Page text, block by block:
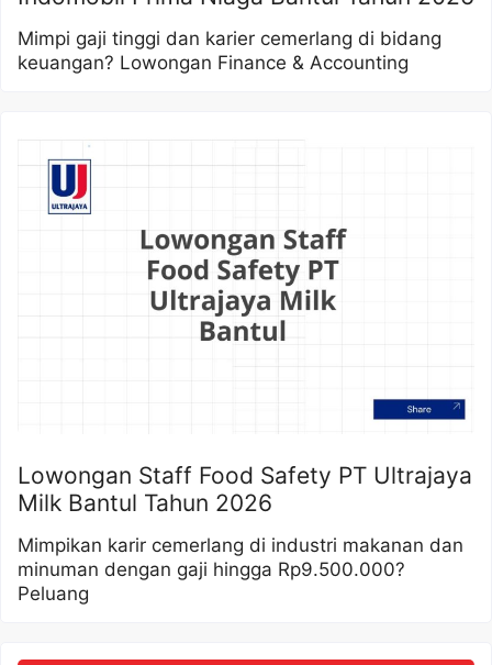
Mimpi gaji tinggi dan karier cemerlang di bidang
keuangan? Lowongan Finance & Accounting
Lowongan Staff Food Safety PT Ultrajaya
Milk Bantul Tahun 2026
Mimpikan karir cemerlang di industri makanan dan
minuman dengan gaji hingga Rp9.500.000?
Peluang